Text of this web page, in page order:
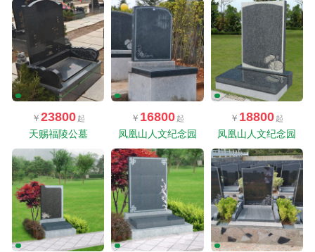
23800
天赐福陵公墓
16800
凤凰山人文纪念园
18800
凤凰山人文纪念园